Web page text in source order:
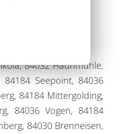
84032 Haunmühle,
Seepoint, 84036
84184 Mittergolding,
84036 Vogen, 84184
84030 Brenneisen,